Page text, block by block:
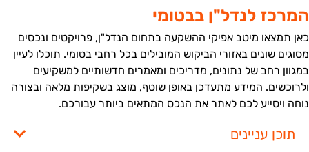
לנדל"ן בבטומי
תמצאו מיטב אפיקי ההשקעה בתחום הנדל"ן, פרויקטים ונכסים
שונים באזורי הביקוש המובילים בכל רחבי בטומי. תוכלו לעיין
רחב של נתונים, מדריכים ומאמרים חדשותיים למשקיעים
המידע מתעדכן באופן שוטף, מוצג בשקיפות מלאה ובצורה
ויסייע לכם לאתר את הנכס המתאים ביותר עבורכם.
תוכן עניינים